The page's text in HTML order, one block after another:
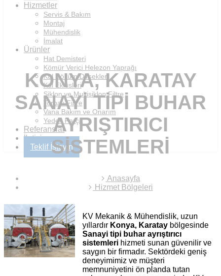
Hizmetler
Servis & Bakım
Montaj
Mühendislik
İmalat
Ürünler
Hat Demisteri
Kömür Verici Helezon Yaprağı
Kül Döküm Dirsekleri
Kül Eklüsleri
Siklon ve Multisiklon Filtre
Torbalı Filtre
Vana Bakım ve Onarım
Yedek Parça
Referanslar
İletişim
Teklif İsteyin
KONYA, KARATAY
SANAYI TIPI BUHAR
AYRIŞTIRICI
SISTEMLERI
Anasayfa
Hizmet Bölgeleri
KV Mekanik & Mühendislik, uzun
yıllardır Konya, Karatay bölgesinde
Sanayi tipi buhar ayrıştırıcı
sistemleri hizmeti sunan güvenilir ve
saygın bir firmadır. Sektördeki geniş
deneyimimiz ve müşteri
memnuniyetini ön planda tutan